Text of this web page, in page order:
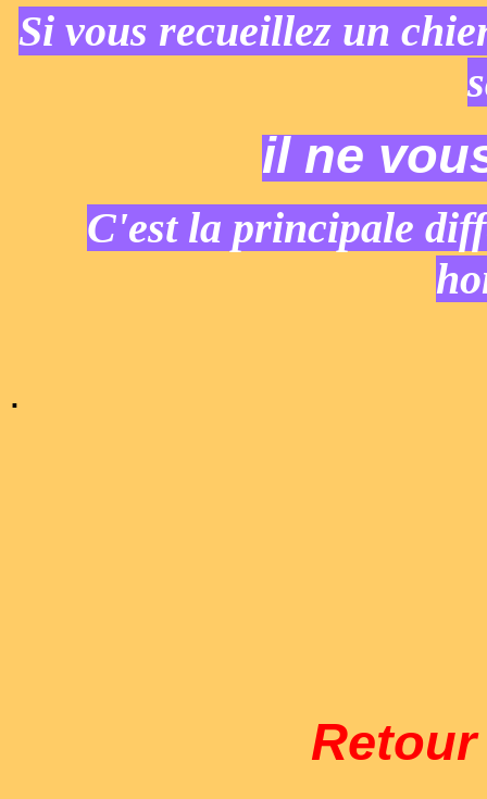
Si vous recueillez un
il ne
C'est la principale
.